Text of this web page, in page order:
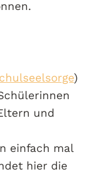
)
und
einfach mal
hier die